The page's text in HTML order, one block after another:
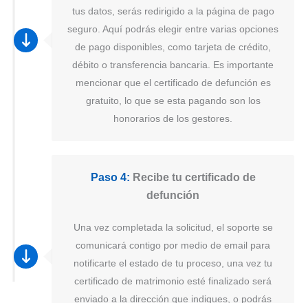
tus datos, serás redirigido a la página de pago
seguro. Aquí podrás elegir entre varias opciones
de pago disponibles, como tarjeta de crédito,
débito o transferencia bancaria. Es importante
mencionar que el certificado de defunción es
gratuito, lo que se esta pagando son los
honorarios de los gestores.
Paso 4: Recibe tu certificado de
defunción
Una vez completada la solicitud, el soporte se
comunicará contigo por medio de email para
notificarte el estado de tu proceso, una vez tu
certificado de matrimonio esté finalizado será
enviado a la dirección que indiques, o podrás